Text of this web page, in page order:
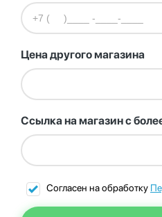
Цена другого магазина
Ссылка на магазин с
Согласен на обработку